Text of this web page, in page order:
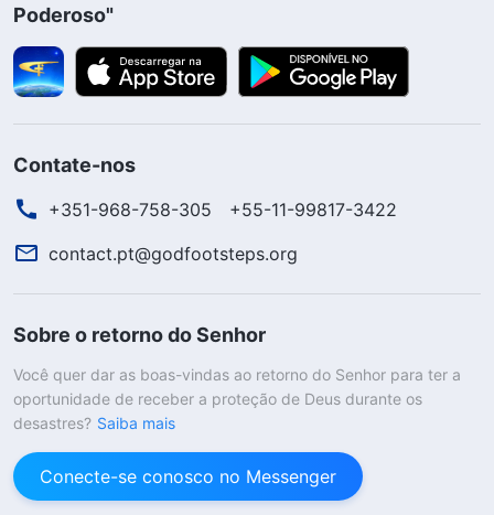
Poderoso"
Contate-nos
+351-968-758-305
+55-11-99817-3422
contact.pt@godfootsteps.org
Sobre o retorno do Senhor
Você quer dar as boas-vindas ao retorno do Senhor para ter a
oportunidade de receber a proteção de Deus durante os
desastres? Saiba mais
Conecte-se conosco no Messenger